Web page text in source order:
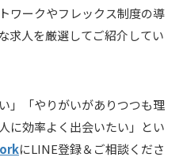
ワークやフレックス制度の導
求人を厳選してご紹介してい
」「やりがいがありつつも理
に効率よく出会いたい」とい
にLINE登録＆ご相談くださ